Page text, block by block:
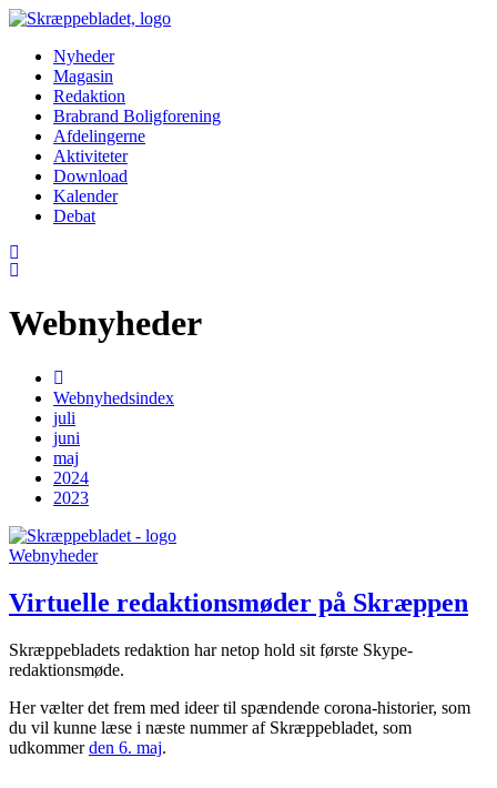
Nyheder
Magasin
Redaktion
Brabrand Boligforening
Afdelingerne
Aktiviteter
Download
Kalender
Debat
Webnyheder
Webnyhedsindex
juli
juni
maj
2024
2023
Webnyheder
Virtuelle redaktions­møder på Skræppen
Skræppebladets redaktion har netop hold sit første Skype-
redaktionsmøde.
Her vælter det frem med ideer til spændende corona-historier, som
du vil kunne læse i næste nummer af Skræppebladet, som
udkommerden 6. maj.